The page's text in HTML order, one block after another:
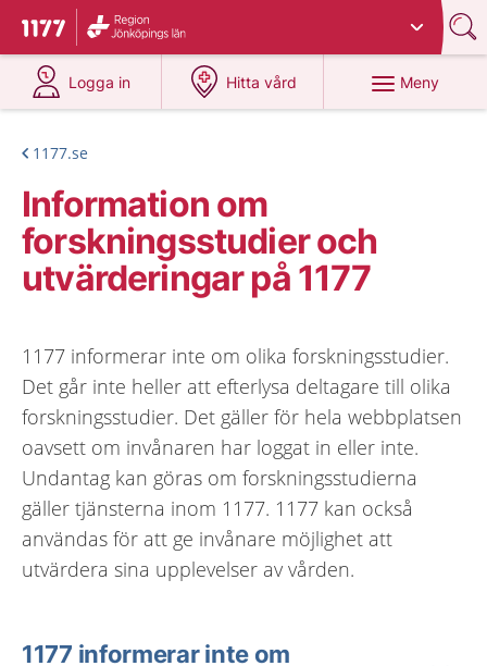
Till startsidan för 1177
Du har valt region
Logga in
på 1177.se
Hitta vård
på 1177.se
Meny
1177.se
Information om
forskningsstudier och
utvärderingar på 1177
1177 informerar inte om olika forskningsstudier.
Det går inte heller att efterlysa deltagare till olika
forskningsstudier. Det gäller för hela webbplatsen
oavsett om invånaren har loggat in eller inte.
Undantag kan göras om forskningsstudierna
gäller tjänsterna inom 1177. 1177 kan också
användas för att ge invånare möjlighet att
utvärdera sina upplevelser av vården.
1177 informerar inte om